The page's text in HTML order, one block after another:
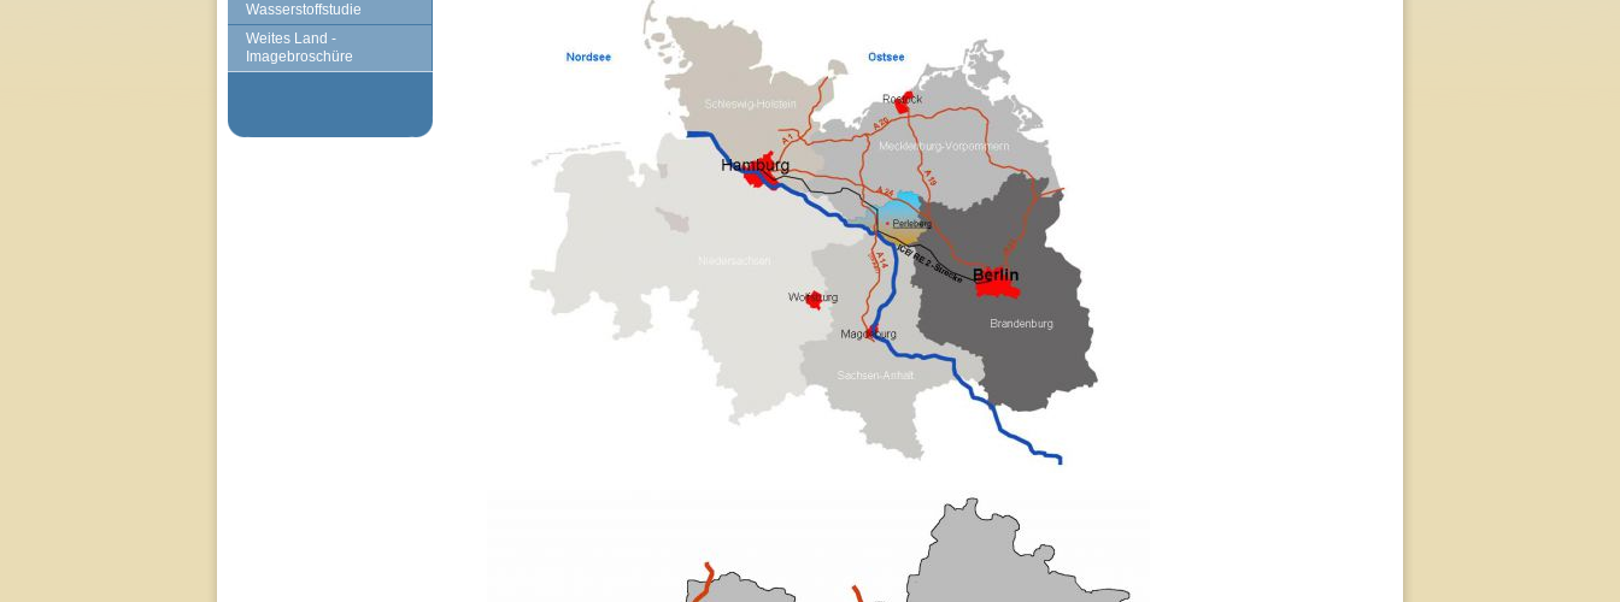
Wasserstoffstudie
Weites Land -
Imagebroschüre